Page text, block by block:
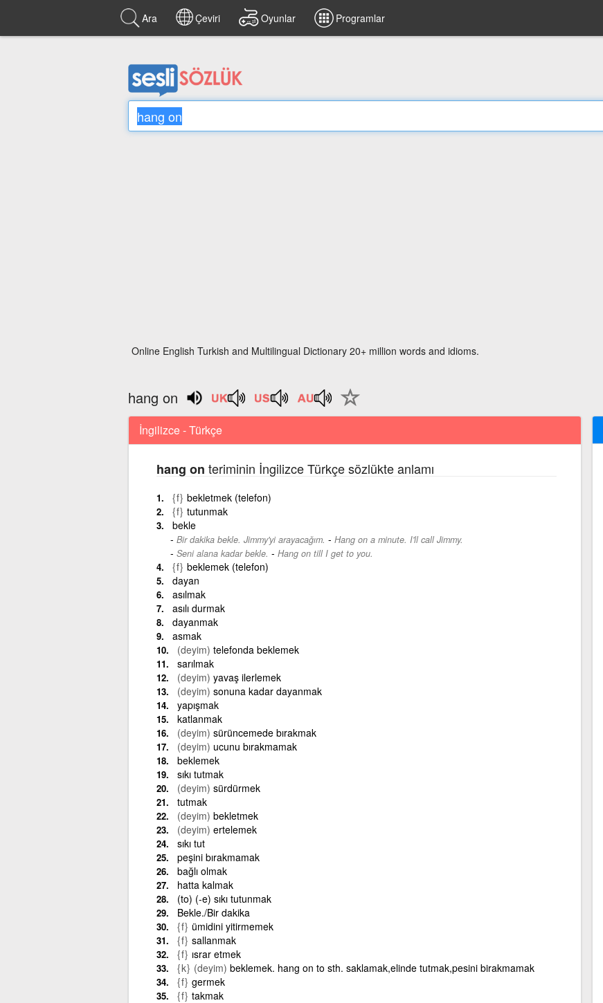
Ara Çeviri Oyunlar Programlar
Online English Turkish and Multilingual Dictionary 20+ million words and idioms.
hang on
İngilizce - Türkçe
hang on teriminin İngilizce Türkçe sözlükte anlamı
{f} bekletmek (telefon)
{f} tutunmak
bekle
Bir dakika bekle. Jimmy'yi arayacağım. - Hang on a minute. I'll call Jimmy.
Seni alana kadar bekle. - Hang on till I get to you.
{f} beklemek (telefon)
dayan
asılmak
asılı durmak
dayanmak
asmak
(deyim) telefonda beklemek
sarılmak
(deyim) yavaş ilerlemek
(deyim) sonuna kadar dayanmak
yapışmak
katlanmak
(deyim) sürüncemede bırakmak
(deyim) ucunu bırakmamak
beklemek
sıkı tutmak
(deyim) sürdürmek
tutmak
(deyim) bekletmek
(deyim) ertelemek
sıkı tut
peşini bırakmamak
bağlı olmak
hatta kalmak
(to) (-e) sıkı tutunmak
Bekle./Bir dakika
{f} ümidini yitirmemek
{f} sallanmak
{f} ısrar etmek
{k} (deyim) beklemek. hang on to sth. saklamak,elinde tutmak,pesini birakmamak
{f} germek
{f} takmak